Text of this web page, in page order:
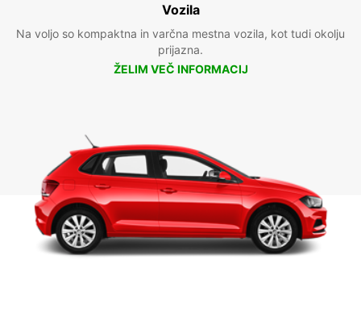
Vozila
Na voljo so kompaktna in varčna mestna vozila, kot tudi okolju
prijazna.
ŽELIM VEČ INFORMACIJ